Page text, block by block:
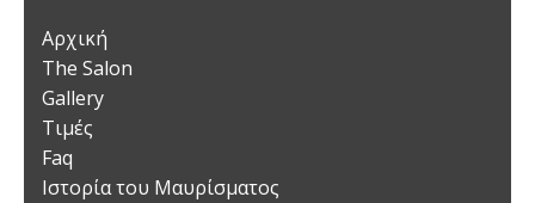
Αρχική
The Salon
Gallery
Τιμές
Faq
Ιστορία του Μαυρίσματος